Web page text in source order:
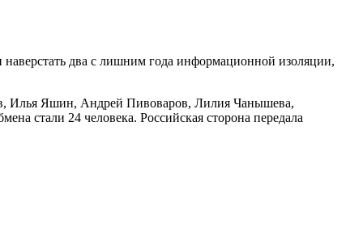
наверстать два с лишним года информационной изоляции,
Илья Яшин, Андрей Пивоваров, Лилия Чанышева,
стали 24 человека. Российская сторона передала